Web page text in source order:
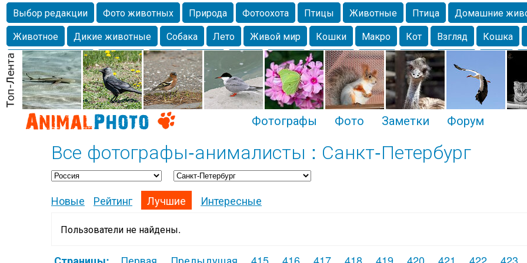
Выбор редакции Фото животных Природа Фотоохота Птицы Животные Птица
Домашние
Животное
Дикие животные Собака Лето Живой мир Кошки Макро Кот Взгляд
Кошка
Млекопитающие
Красота Фото Озеро Глаза Крым Москва Весна Парк Белка
любимцы
Волгоград Лебедь Город Бабочка Чайка Лес Утки Николаев Насекомое
Коты
Спаниель
Фотографы Фото Заметки Форум
Все фотографы-анималисты : Санкт-Петербург
Новые Рейтинг Лучшие Интересные
Пользователи не найдены.